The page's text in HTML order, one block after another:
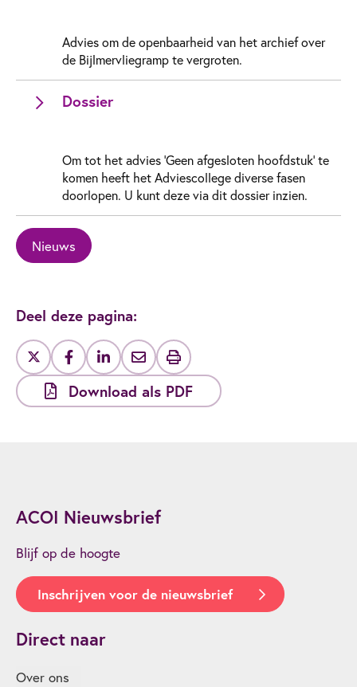
Advies om de openbaarheid van het archief over
de Bijlmervliegramp te vergroten.
Dossier
Om tot het advies 'Geen afgesloten hoofdstuk' te
komen heeft het Adviescollege diverse fasen
doorlopen. U kunt deze via dit dossier inzien.
Nieuws
Deel deze pagina:
Download als PDF
ACOI Nieuwsbrief
Blijf op de hoogte
Inschrijven voor de nieuwsbrief
Direct naar
Over ons